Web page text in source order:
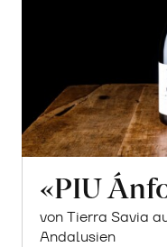
«PIU
von Tierra Savia
Andalusien